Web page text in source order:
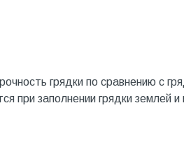
грядки по сравнению с
заполнении грядки землей и